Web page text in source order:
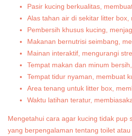
Pasir kucing berkualitas,
Alas tahan air di sekitar litter box,
Pembersih khusus kucing,
Makanan bernutrisi seimbang,
Mainan interaktif, mengurangi
Tempat makan dan minum
Tempat tidur nyaman, membuat
Area tenang untuk litter box,
Waktu latihan teratur,
Mengetahui cara agar kucing tidak pup
yang berpengalaman tentang toilet